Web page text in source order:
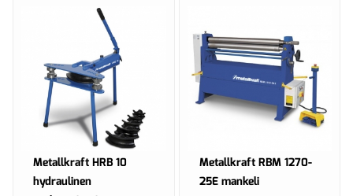
Metallkraft HRB 10
hydraulinen
Metallkraft RBM 1270-
25E mankeli